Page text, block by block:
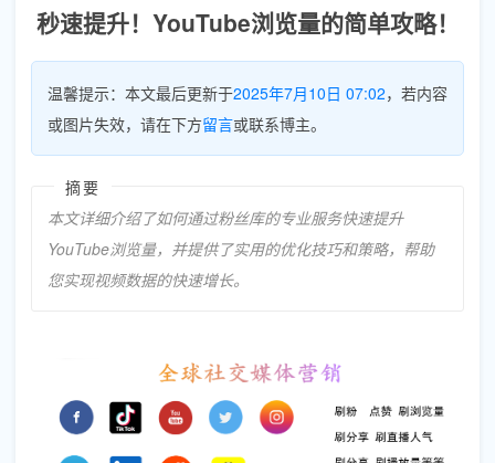
秒速提升！YouTube浏览量的简单攻略！
温馨提示：本文最后更新于2025年7月10日 07:02，若内容
或图片失效，请在下方留言或联系博主。
摘要
本文详细介绍了如何通过粉丝库的专业服务快速提升
YouTube浏览量，并提供了实用的优化技巧和策略，帮助
您实现视频数据的快速增长。